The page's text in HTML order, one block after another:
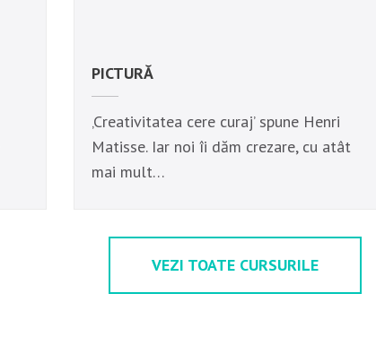
PICTURĂ
‚Creativitatea cere curaj’ spune Henri
Matisse. Iar noi îi dăm crezare, cu atât
mai mult…
VEZI TOATE CURSURILE